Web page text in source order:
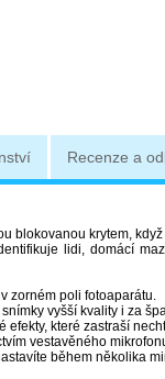
Recenze a
blokovanou krytem,
lidi, domácí
zorném poli fotoaparátu.
vyšší kvality i za
které zastraší
vestavěného
během několika